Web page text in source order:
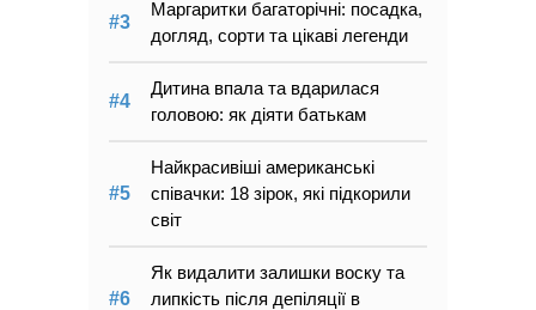
Маргаритки багаторічні: посадка,
догляд, сорти та цікаві легенди
Дитина впала та вдарилася
головою: як діяти батькам
Найкрасивіші американські
співачки: 18 зірок, які підкорили
світ
Як видалити залишки воску та
липкість після депіляції в